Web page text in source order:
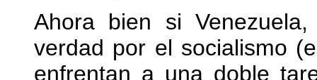
Ahora bien si
verdad por el socialismo
enfrentan a una doble